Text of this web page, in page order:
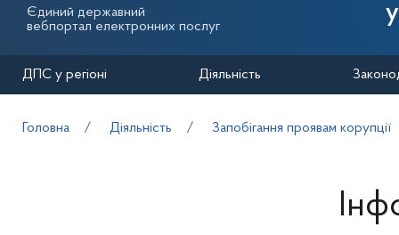
Єдиний державний
вебпортал електронних послуг
ДПС у регіоні Діяльність
Головна Діяльність Запобігання проявам корупції